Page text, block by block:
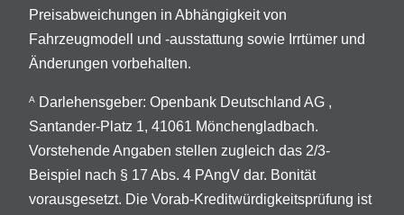
Preisabweichungen in Abhängigkeit von
Fahrzeugmodell und -ausstattung sowie Irrtümer und
Änderungen vorbehalten.
A Darlehensgeber: Openbank Deutschland AG ,
Santander-Platz 1, 41061 Mönchengladbach.
Vorstehende Angaben stellen zugleich das 2/3-
Beispiel nach § 17 Abs. 4 PAngV dar. Bonität
vorausgesetzt. Die Vorab-Kreditwürdigkeitsprüfung ist